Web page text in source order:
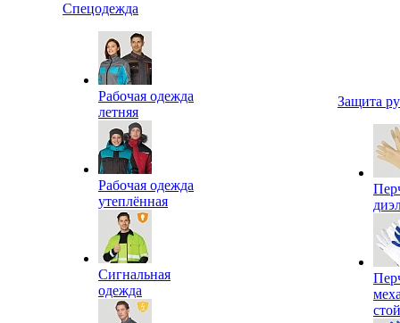
Спецодежда
Рабочая одежда
летняя
Рабочая одежда
утеплённая
Сигнальная
одежда
Защита